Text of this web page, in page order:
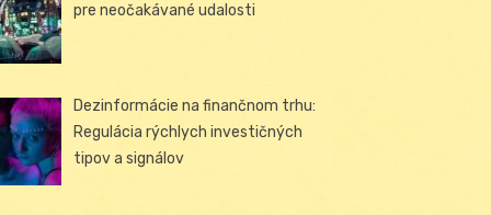
pre neočakávané udalosti
Dezinformácie na finančnom trhu:
Regulácia rýchlych investičných
tipov a signálov